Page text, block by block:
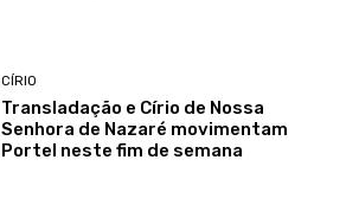
CÍRIO
Transladação e Círio de Nossa
Senhora de Nazaré movimentam
Portel neste fim de semana